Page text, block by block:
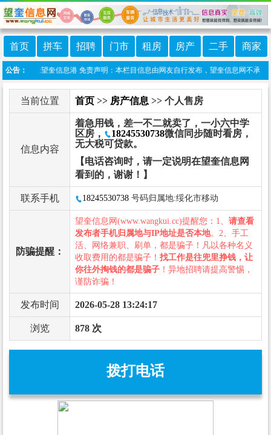
首页 拼车 招聘 门市 租房 房产 二手 商家
公告：
信小程序:望奎信息港 免责声明：本栏目信息由网友自行发布，望奎信息网不承担
当前位置 首页 >> 房产信息 >> 个人售房
信息内容
着急用钱，差一不二就卖了，一小六中学
区房，
18245530738微信同步随时看房，
无大税可贷款。
【电话咨询时，请一定说明在望奎信息网
看到的，谢谢！】
联系手机 18245530738 号码归属地:绥化市移动
防骗提醒：
望奎信息网(www.wangkui.cc)提醒您：1、 请查看
发布者手机归属地与IP地址是否本地。2、手工
活、网络兼职、刷单，都是骗子！凡以各种名义
收取费用的都是骗子！ 找工作是往兜里挣钱，让
你往外掏钱的都是骗子 ！异地招聘请提高警惕，
谨防诈骗！
发布时间 2026-05-28 13:24:17
浏览 878 次
拨打电话